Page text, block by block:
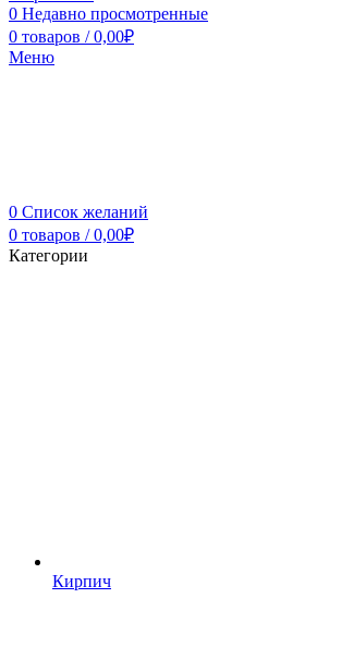
0 Недавно просмотренные
0 товаров / 0,00₽
Меню
0 Список желаний
0 товаров / 0,00₽
Категории
Кирпич